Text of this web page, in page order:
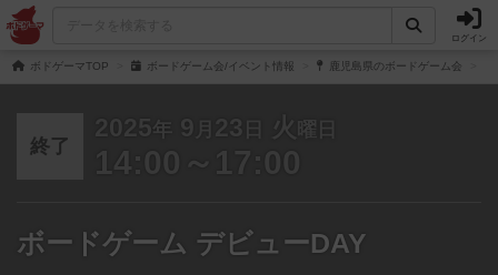
ログイン
ボドゲーマTOP ボードゲーム会/イベント情報 鹿児島県のボードゲーム会
終了
2025 年 9 月 23 日 火 曜日
14:00～17:00
ボードゲーム デビューDAY